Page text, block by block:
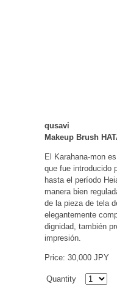
qusavi
Makeup Brush
El Karahana-mon
que fue introducido
hasta el período
manera bien
de la pieza de tela
elegantemente
dignidad, también
impresión.
Price: 30,000 JPY
Quantity